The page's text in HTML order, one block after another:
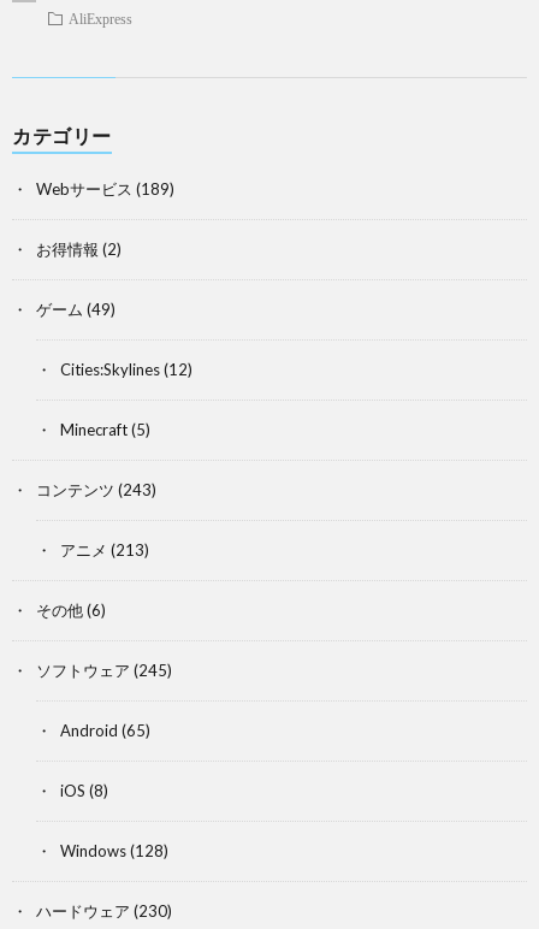
AliExpress
カテゴリー
Webサービス (189)
お得情報 (2)
ゲーム (49)
Cities:Skylines(12)
Minecraft(5)
コンテンツ (243)
アニメ (213)
その他(6)
ソフトウェア (245)
Android (65)
iOS (8)
Windows(128)
ハードウェア (230)